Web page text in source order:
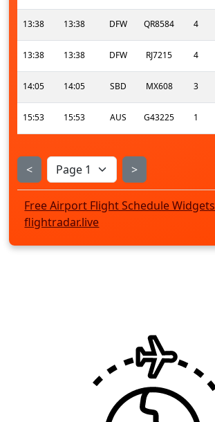
13:38 13:38 DFW QR8584 4
13:38 13:38 DFW RJ7215 4
14:05 14:05 SBD MX608 3
15:53 15:53 AUS G43225 1
< >
Free Airport Flight Schedule Widgets
flightradar.live